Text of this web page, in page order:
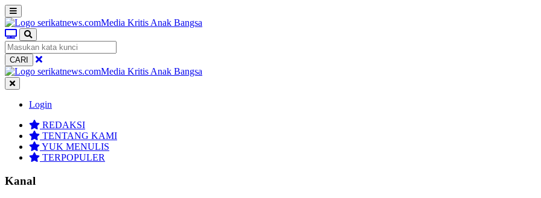
CARI
Login
REDAKSI
TENTANG KAMI
YUK MENULIS
TERPOPULER
Kanal